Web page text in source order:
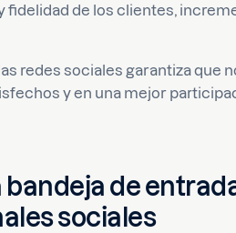
fidelidad de los clientes,
redes sociales garantiza que
y en una mejor
bandeja de
sociales